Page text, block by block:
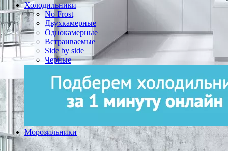
Холодильники
No Frost
Двухкамерные
Однокамерные
Встраиваемые
Side by side
Черные
Морозильники